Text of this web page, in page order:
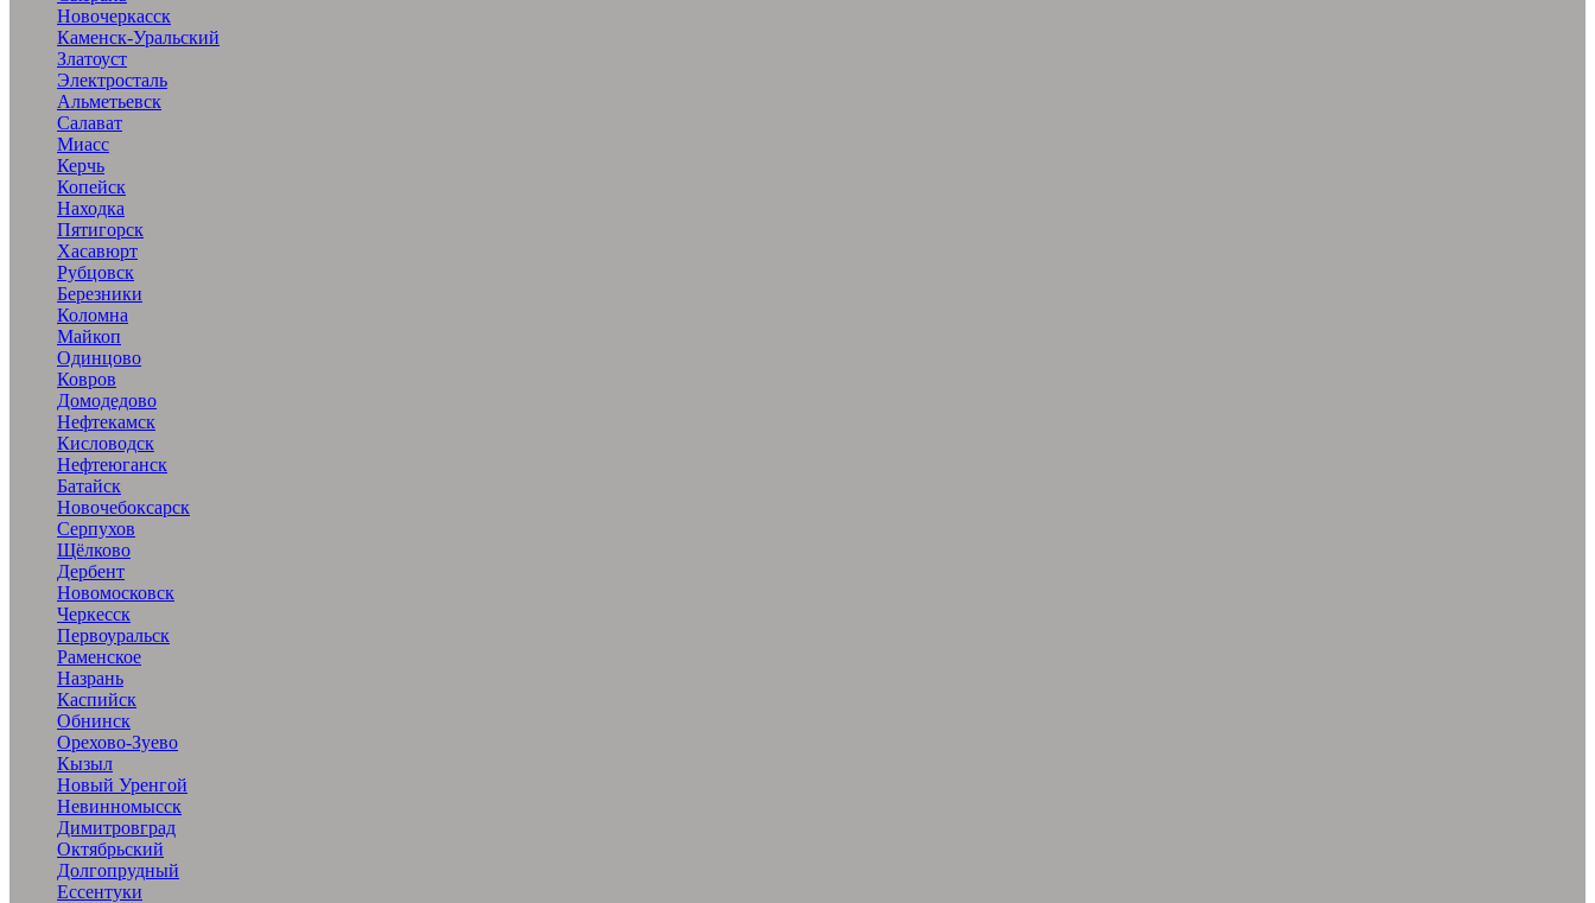
Новочеркасск
Каменск-Уральский
Златоуст
Электросталь
Альметьевск
Салават
Миасс
Керчь
Копейск
Находка
Пятигорск
Хасавюрт
Рубцовск
Березники
Коломна
Майкоп
Одинцово
Ковров
Домодедово
Нефтекамск
Кисловодск
Нефтеюганск
Батайск
Новочебоксарск
Серпухов
Щёлково
Дербент
Новомосковск
Черкесск
Первоуральск
Раменское
Назрань
Каспийск
Обнинск
Орехово-Зуево
Кызыл
Новый Уренгой
Невинномысск
Димитровград
Октябрьский
Долгопрудный
Ессентуки